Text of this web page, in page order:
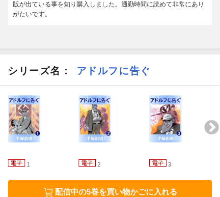
版が出ている事を知り購入しました。通勤時間に読めて非常にあり
がたいです。
シリーズ名： アドルフに告ぐ
1 2 3
配信中の5巻を買い物かごに入れる